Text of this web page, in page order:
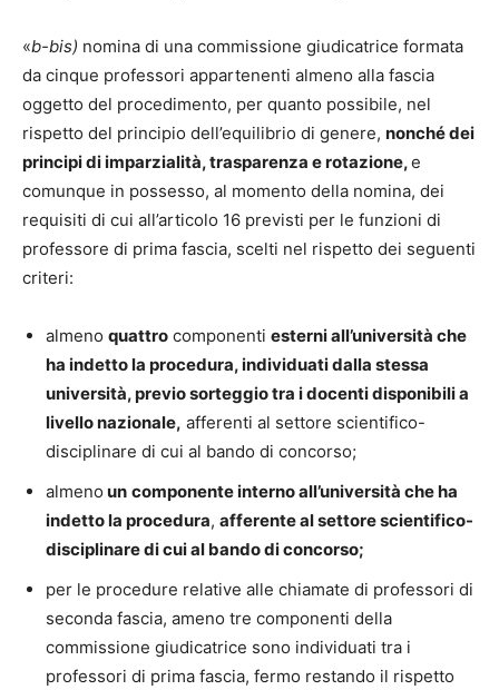
«b-bis) nomina di una commissione giudicatrice formata
da cinque professori appartenenti almeno alla fascia
oggetto del procedimento, per quanto possibile, nel
rispetto del principio dell’equilibrio di genere, nonché dei
principi di imparzialità, trasparenza e rotazione,e
comunque in possesso, al momento della nomina, dei
requisiti di cui all’articolo 16 previsti per le funzioni di
professore di prima fascia, scelti nel rispetto dei seguenti
criteri:
almeno quattro componenti esterni all’università che
ha indetto la procedura, individuati dalla stessa
università, previo sorteggio tra i docenti disponibili a
livello nazionale, afferenti al settore scientifico-
disciplinare di cui al bando di concorso;
almeno un componente interno all’università che ha
indetto la procedura, afferente al settore scientifico-
disciplinare di cui al bando di concorso;
per le procedure relative alle chiamate di professori di
seconda fascia, ameno tre componenti della
commissione giudicatrice sono individuati tra i
professori di prima fascia, fermo restando il rispetto